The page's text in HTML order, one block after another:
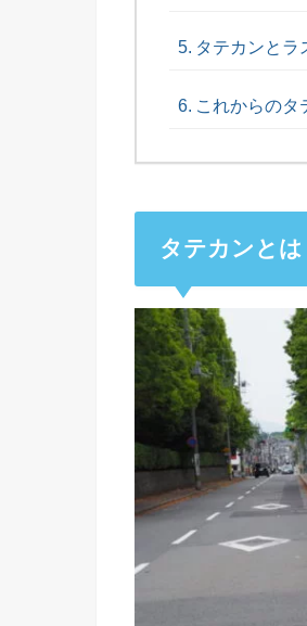
タテカンとラ
これからのタ
タテカンとは